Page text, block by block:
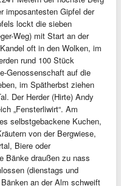
imposantesten Gipfel der
lockt die sieben
Weg) mit Start an der
oft in den Wolken, im
rund 100 Stück
Genossenschaft auf die
im Spätherbst ziehen
Der Herder (Hirte) Andy
„Fensterliwirt“. Am
selbstgebackene Kuchen,
von der Bergwiese,
Biere oder
Bänke draußen zu nass
(dienstags und
an der Alm schweift